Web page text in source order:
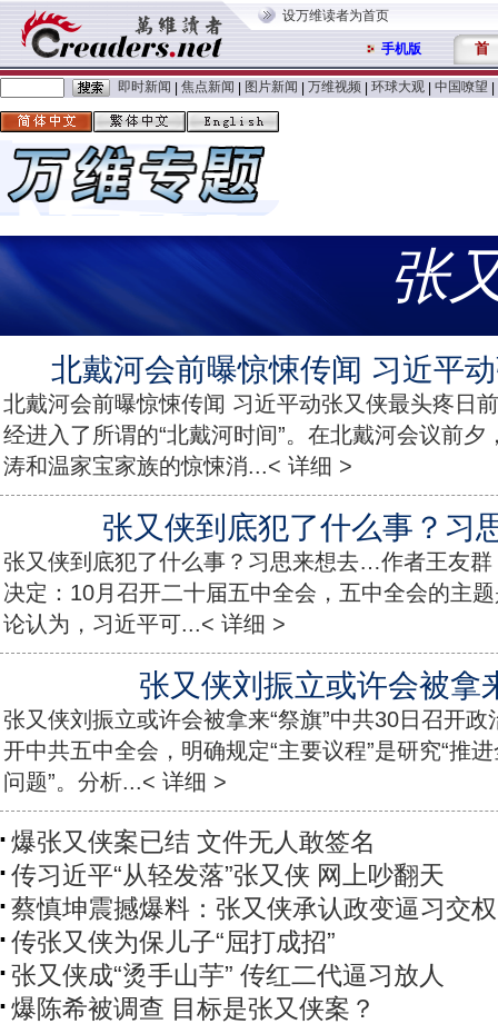
设万维读者为首页
手机版 首
即时新闻 焦点新闻 图片新闻 万维视频 环球大观 中国嘹望
张
北戴河会前曝惊悚传闻 习近平
北戴河会前曝惊悚传闻 习近平动张又侠最头疼日
经进入了所谓的“北戴河时间”。在北戴河会议前
涛和温家宝家族的惊悚消...< 详细 >
张又侠到底犯了什么事？习
张又侠到底犯了什么事？习思来想去…作者王友
决定：10月召开二十届五中全会，五中全会的主
论认为，习近平可...< 详细 >
张又侠刘振立或许会被拿
张又侠刘振立或许会被拿来“祭旗”中共30日召开
开中共五中全会，明确规定“主要议程”是研究“推
问题”。分析...< 详细 >
爆张又侠案已结 文件无人敢签名
传习近平“从轻发落”张又侠 网上吵翻天
蔡慎坤震撼爆料：张又侠承认政变逼习交权
传张又侠为保儿子“屈打成招”
张又侠成“烫手山芋” 传红二代逼习放人
爆陈希被调查 目标是张又侠案？